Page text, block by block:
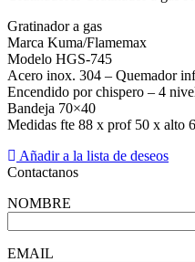
Gratinador a gas
Marca Kuma/Flamemax
Modelo HGS-745
Acero inox. 304 – Quemador
Encendido por chispero – 4
Bandeja 70×40
Medidas fte 88 x prof 50 x alto
Añadir a la lista de deseos
Contactanos
NOMBRE
EMAIL